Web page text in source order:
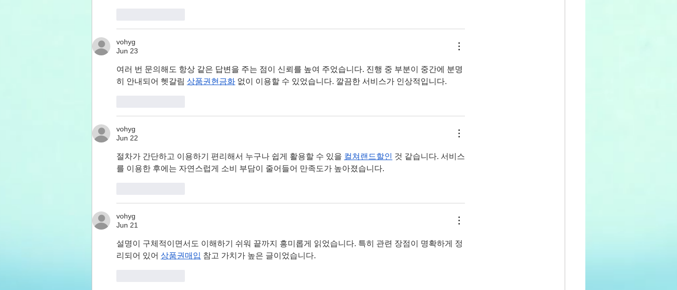
vohyg
Jun 23
여러 번 문의해도 항상 같은 답변을 주는 점이 신뢰를 높여 주었습니다. 진행 중 부분이 중간에 분명
히 안내되어 헷갈림 상품권현금화 없이 이용할 수 있었습니다. 깔끔한 서비스가 인상적입니다.
vohyg
Jun 22
절차가 간단하고 이용하기 편리해서 누구나 쉽게 활용할 수 있을 컬쳐랜드할인 것 같습니다. 서비스
를 이용한 후에는 자연스럽게 소비 부담이 줄어들어 만족도가 높아졌습니다.
vohyg
Jun 21
설명이 구체적이면서도 이해하기 쉬워 끝까지 흥미롭게 읽었습니다. 특히 관련 장점이 명확하게 정
리되어 있어 상품권매입 참고 가치가 높은 글이었습니다.